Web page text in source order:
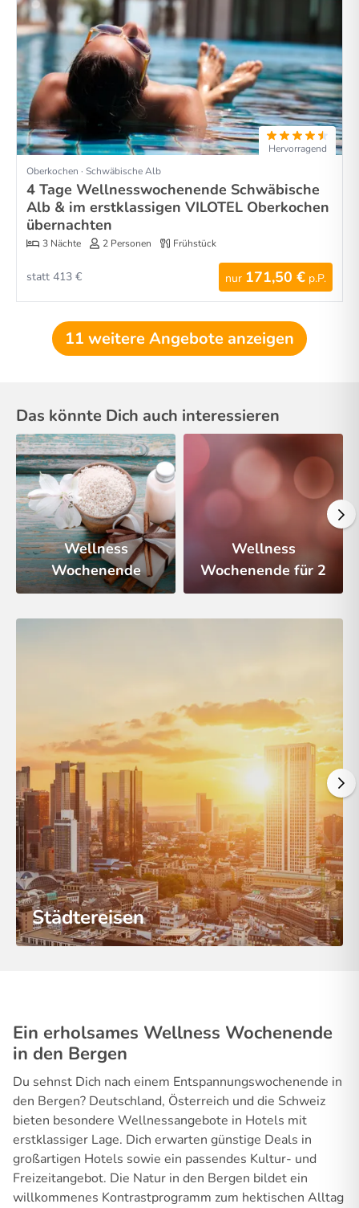
Hervorragend
Oberkochen · Schwäbische Alb
4 Tage Wellnesswochenende Schwäbische
Alb & im erstklassigen VILOTEL Oberkochen
übernachten
3 Nächte 2 Personen Frühstück
nur 171,50 € p.P.
statt 413 €
11 weitere Angebote anzeigen
Das könnte Dich auch interessieren
Wellness
Wochenende
Wellness
Wochenende für 2
Städtereisen
Ein erholsames Wellness Wochenende
in den Bergen
Du sehnst Dich nach einem Entspannungswochenende in
den Bergen? Deutschland, Österreich und die Schweiz
bieten besondere Wellnessangebote in Hotels mit
erstklassiger Lage. Dich erwarten günstige Deals in
großartigen Hotels sowie ein passendes Kultur- und
Freizeitangebot. Die Natur in den Bergen bildet ein
willkommenes Kontrastprogramm zum hektischen Alltag